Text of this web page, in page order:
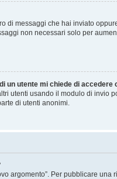
di messaggi che hai inviato
non necessari solo per
un utente mi chiede di
utenti usando il modulo di
di utenti anonimi.
argomento”. Per pubblicare